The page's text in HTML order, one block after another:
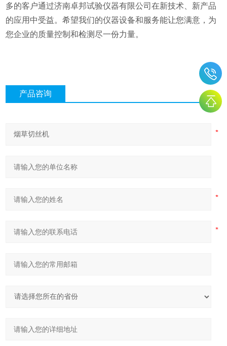
多的客户通过济南卓邦试验仪器有限公司在新技术、新产品
的应用中受益。希望我们的仪器设备和服务能让您满意，为
您企业的质量控制和检测尽一份力量。
产品咨询